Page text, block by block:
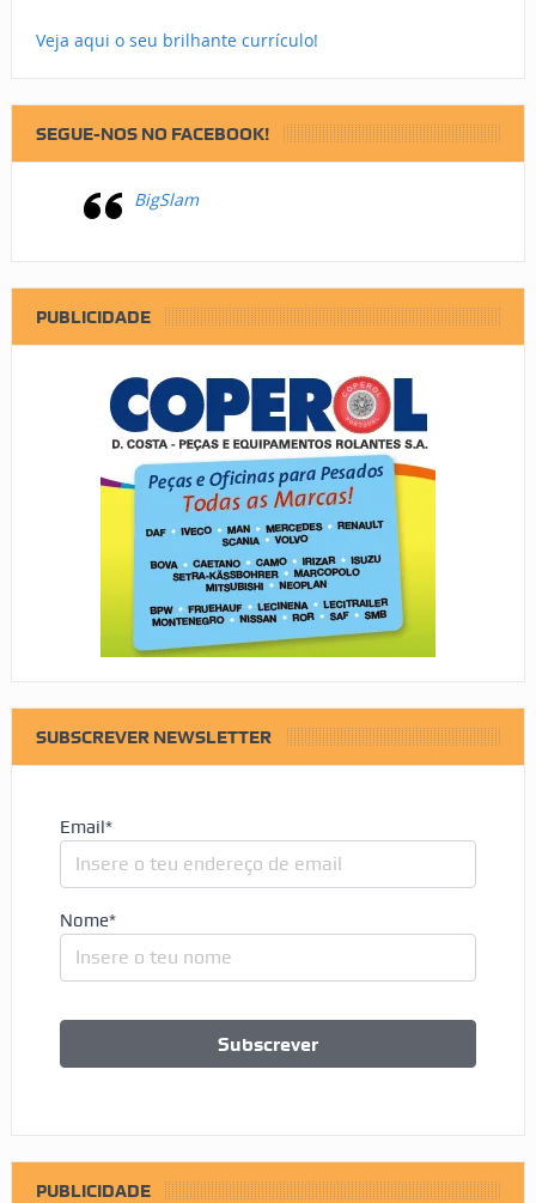
Veja aqui o seu brilhante currículo!
SEGUE-NOS NO FACEBOOK!
BigSlam
PUBLICIDADE
SUBSCREVER NEWSLETTER
Email*
Nome*
PUBLICIDADE